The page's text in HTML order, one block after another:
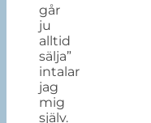
går
ju
alltid
sälja”
intalar
jag
mig
själv.